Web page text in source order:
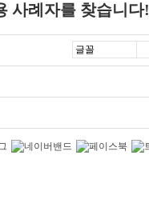
사례자를 찾습니다!